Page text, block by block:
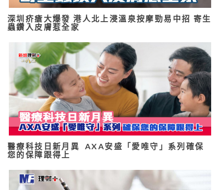
深圳疥瘡大爆發 港人北上浸溫泉按摩勁易中招 寄生
蟲鑽入皮膚惹全家
醫療科技日新月異 AXA安盛「愛唯守」系列確保
您的保障跟得上